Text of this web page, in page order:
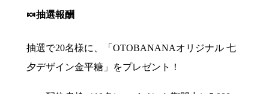
🍬抽選報酬
抽選で20名様に、「OTOBANANAオリジナル 七
夕デザイン金平糖」をプレゼント！